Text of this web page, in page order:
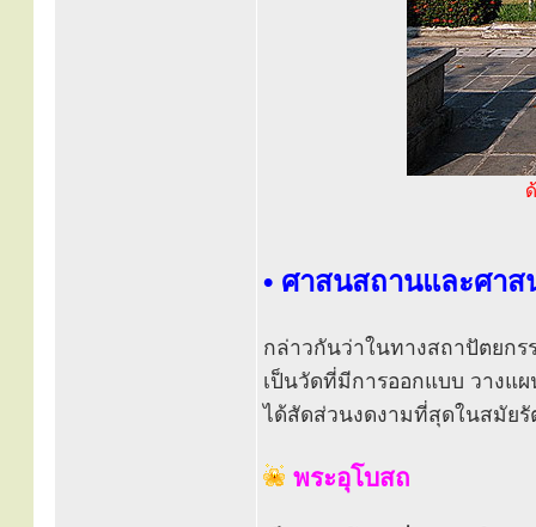
• ศาสนสถานและศา
กล่าวกันว่าในทางสถาปัตยก
เป็นวัดที่มีการออกแบบ วางแ
ได้สัดส่วนงดงามที่สุดในสมัย
พระอุโบสถ